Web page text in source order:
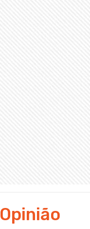
Opinião